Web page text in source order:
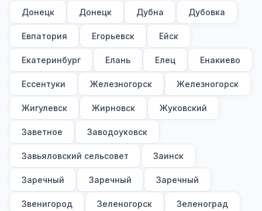
Донецк Донецк Дубна Дубовка
Евпатория Егорьевск Ейск
Екатеринбург Елань Елец Енакиево
Ессентуки Железногорск Железногорск
Жигулевск Жирновск Жуковский
Заветное Заводоуковск
Завьяловский сельсовет Заинск
Заречный Заречный Заречный
Звенигород Зеленогорск Зеленоград